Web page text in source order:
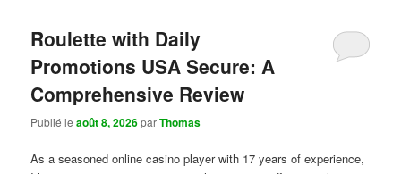
Roulette with Daily
Promotions USA Secure: A
Comprehensive Review
Publié leaoût 8, 2026parThomas
As a seasoned online casino player with 17 years of experience,